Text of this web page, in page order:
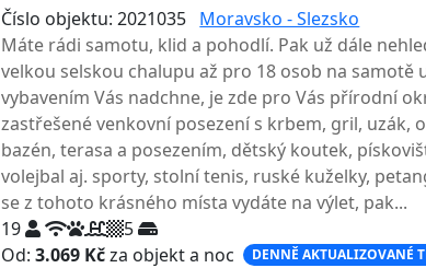
Číslo objektu: 2021035 Moravsko - Slezsko
Máte rádi samotu, klid a pohodlí. Pak už dále
velkou selskou chalupu až pro 18 osob na samotě
vybavením Vás nadchne, je zde pro Vás přírodní
zastřešené venkovní posezení s krbem, gril, uzák,
bazén, terasa a posezením, dětský koutek,
volejbal aj. sporty, stolní tenis, ruské kuželky,
se z tohoto krásného místa vydáte na výlet, pak...
19
5
Od:3.069 Kčza objekt a noc DENNĚ AKTUALIZOVANÉ